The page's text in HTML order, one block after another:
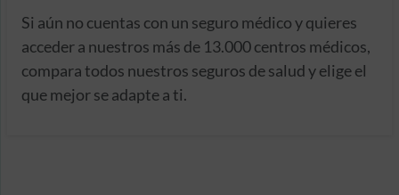
Si aún no cuentas con un seguro médico y quieres
acceder a nuestros más de 13.000 centros médicos,
compara todos nuestros seguros de salud y elige el
que mejor se adapte a ti.